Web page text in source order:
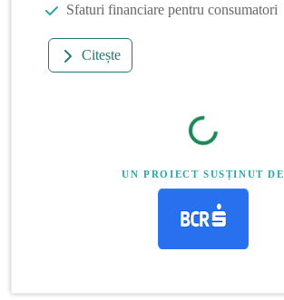
Sfaturi financiare pentru consumatori
Citește
UN PROIECT SUSȚINUT DE